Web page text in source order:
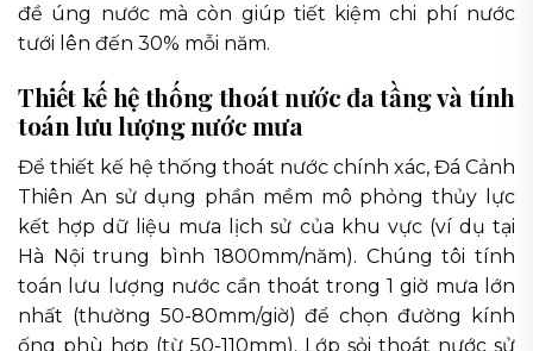
đề úng nước mà còn giúp tiết kiệm chi phí nước
tưới lên đến 30% mỗi năm.
Thiết kế hệ thống thoát nước đa tầng và tính
toán lưu lượng nước mưa
Để thiết kế hệ thống thoát nước chính xác, Đá Cảnh
Thiên An sử dụng phần mềm mô phỏng thủy lực
kết hợp dữ liệu mưa lịch sử của khu vực (ví dụ tại
Hà Nội trung bình 1800mm/năm). Chúng tôi tính
toán lưu lượng nước cần thoát trong 1 giờ mưa lớn
nhất (thường 50-80mm/giờ) để chọn đường kính
ống phù hợp (từ 50-110mm). Lớp sỏi thoát nước sử